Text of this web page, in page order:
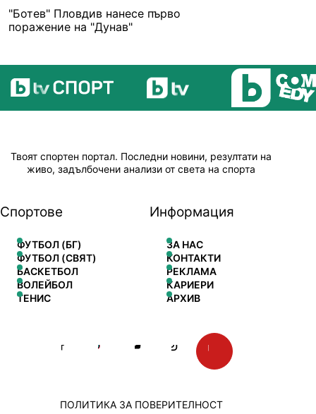
"Ботев" Пловдив нанесе първо
поражение на "Дунав"
Твоят спортен портал. Последни новини, резултати на
живо, задълбочени анализи от света на спорта
Спортове
ФУТБОЛ (БГ)
ФУТБОЛ (СВЯТ)
БАСКЕТБОЛ
ВОЛЕЙБОЛ
ТЕНИС
Информация
ЗА НАС
КОНТАКТИ
РЕКЛАМА
КАРИЕРИ
АРХИВ
ПОЛИТИКА ЗА ПОВЕРИТЕЛНОСТ